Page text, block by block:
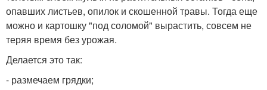
опавших листьев, опилок и скошенной травы. Тогда еще
можно и картошку "под соломой" вырастить, совсем не
теряя время без урожая.
Делается это так:
- размечаем грядки;